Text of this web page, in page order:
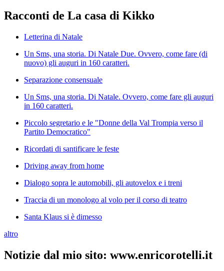
Racconti de La casa di Kikko
Letterina di Natale
Un Sms, una storia. Di Natale Due. Ovvero, come fare (di
nuovo) gli auguri in 160 caratteri.
Separazione consensuale
Un Sms, una storia. Di Natale. Ovvero, come fare gli auguri
in 160 caratteri.
Piccolo segretario e le "Donne della Val Trompia verso il
Partito Democratico"
Ricordati di santificare le feste
Driving away from home
Dialogo sopra le automobili, gli autovelox e i treni
Traccia di un monologo al volo per il corso di teatro
Santa Klaus si è dimesso
altro
Notizie dal mio sito: www.enricorotelli.it